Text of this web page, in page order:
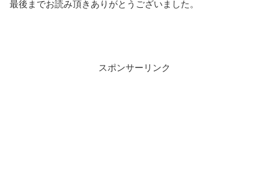
最後までお読み頂きありがとうございました。
スポンサーリンク